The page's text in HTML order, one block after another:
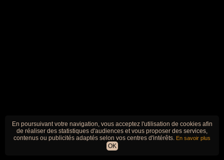
En poursuivant votre navigation, vous acceptez l'utilisation de cookies afin
de réaliser des statistiques d'audiences et vous proposer des services,
contenus ou publicités adaptés selon vos centres d'intérêts. En savoir plus
OK